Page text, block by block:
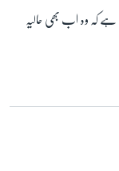
کہ وہ اب بھی حالیہ